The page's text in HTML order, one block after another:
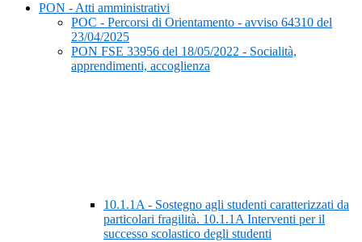
PON - Atti amministrativi
POC - Percorsi di Orientamento - avviso 64310 del
23/04/2025
PON FSE 33956 del 18/05/2022 - Socialità,
apprendimenti, accoglienza
10.1.1A - Sostegno agli studenti caratterizzati da
particolari fragilità. 10.1.1A Interventi per il
successo scolastico degli studenti